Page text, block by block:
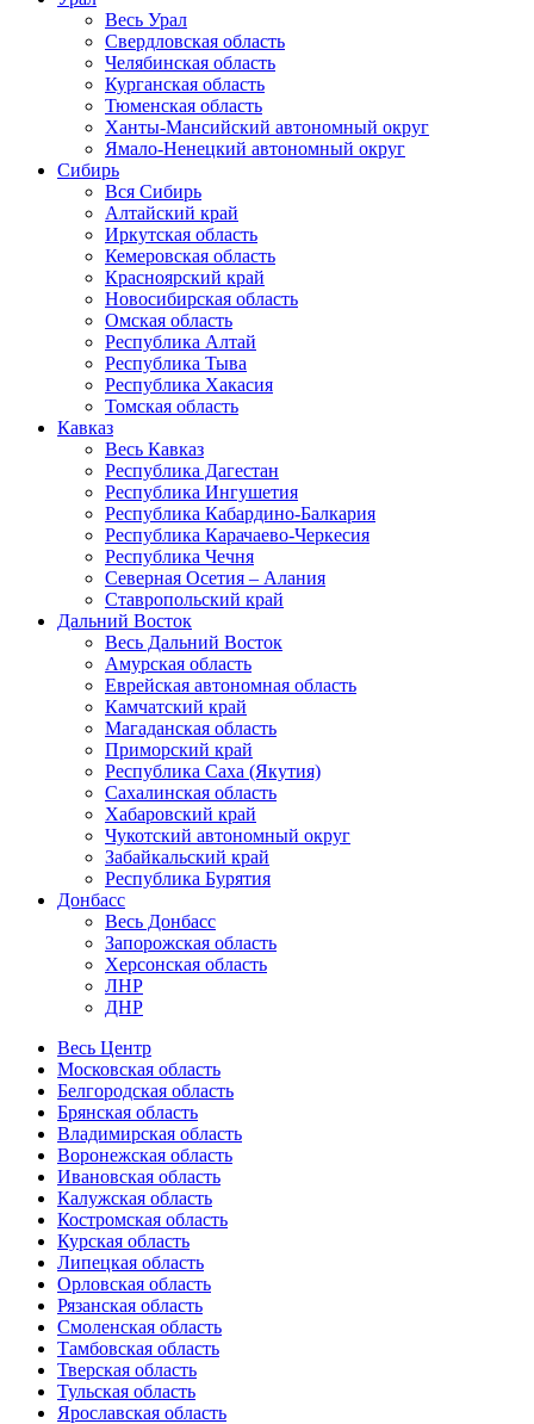
Весь Урал
Свердловская область
Челябинская область
Курганская область
Тюменская область
Ханты-Мансийский автономный округ
Ямало-Ненецкий автономный округ
Сибирь
Вся Сибирь
Алтайский край
Иркутская область
Кемеровская область
Красноярский край
Новосибирская область
Омская область
Республика Алтай
Республика Тыва
Республика Хакасия
Томская область
Кавказ
Весь Кавказ
Республика Дагестан
Республика Ингушетия
Республика Кабардино-Балкария
Республика Карачаево-Черкесия
Республика Чечня
Северная Осетия – Алания
Ставропольский край
Дальний Восток
Весь Дальний Восток
Амурская область
Еврейская автономная область
Камчатский край
Магаданская область
Приморский край
Республика Саха (Якутия)
Сахалинская область
Хабаровский край
Чукотский автономный округ
Забайкальский край
Республика Бурятия
Донбасс
Весь Донбасс
Запорожская область
Херсонская область
ЛНР
ДНР
Весь Центр
Московская область
Белгородская область
Брянская область
Владимирская область
Воронежская область
Ивановская область
Калужская область
Костромская область
Курская область
Липецкая область
Орловская область
Рязанская область
Смоленская область
Тамбовская область
Тверская область
Тульская область
Ярославская область